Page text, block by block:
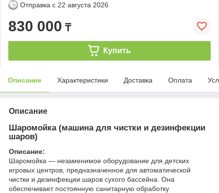
Отправка с 22 августа 2026
830 000 ₸
Купить
Описание Характеристики Доставка Оплата
Описание
Шаромойка (машина для чистки и дезинфекции
шаров)
Описание:
Шаромойка — незаменимое оборудование для детских
игровых центров, предназначенное для автоматической
чистки и дезинфекции шаров сухого бассейна. Она
обеспечивает постоянную санитарную обработку